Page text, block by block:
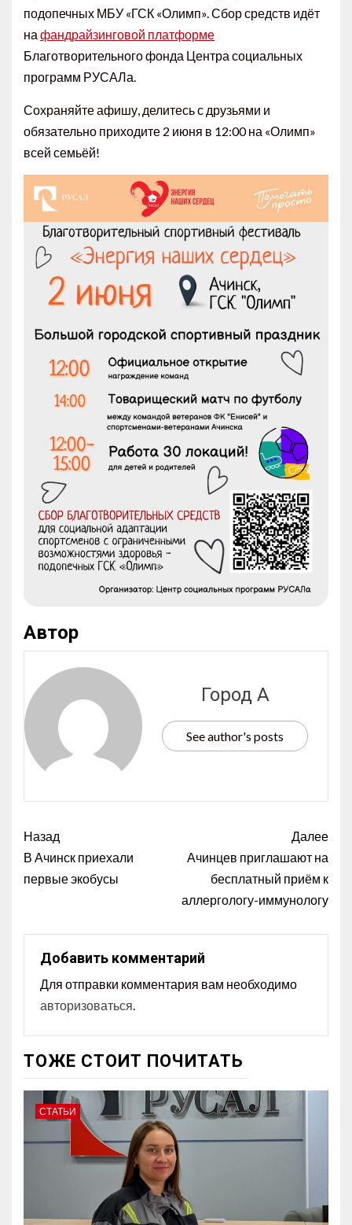
подопечных МБУ «ГСК «Олимп». Сбор средств идёт
на фандрайзинговой платформе
Благотворительного фонда Центра социальных
программ РУСАЛа.
Сохраняйте афишу, делитесь с друзьями и
обязательно приходите 2 июня в 12:00 на «Олимп»
всей семьёй!
Автор
Город А
See author's posts
Назад
В Ачинск приехали
первые экобусы
Далее
Ачинцев приглашают на
бесплатный приём к
аллергологу-иммунологу
Добавить комментарий
Для отправки комментария вам необходимо
авторизоваться
ТОЖЕ СТОИТ ПОЧИТАТЬ
СТАТЬИ